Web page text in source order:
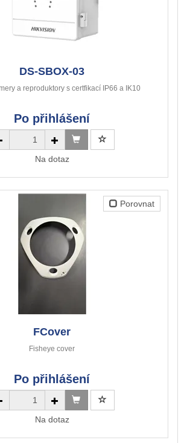
DS-SBOX-03
a reproduktory s certfikací IP66 a IK10
Po přihlášení
Na dotaz
Porovnat
FCover
Fisheye cover
Po přihlášení
Na dotaz